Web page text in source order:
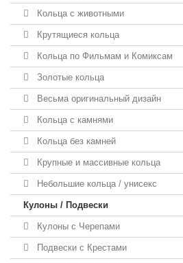
Кольца с животными
Крутящиеся кольца
Кольца по Фильмам и Комиксам
Золотые кольца
Весьма оригинальный дизайн
Кольца с камнями
Кольца без камней
Крупные и массивные кольца
Небольшие кольца / унисекс
Кулоны / Подвески
Кулоны с Черепами
Подвески с Крестами